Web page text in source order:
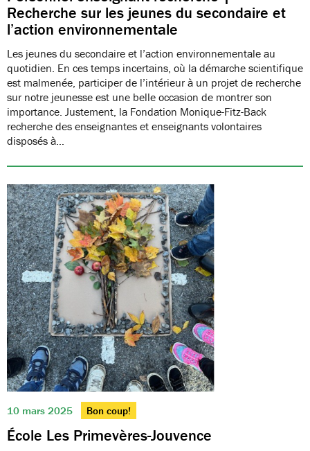
Recherche sur les jeunes du secondaire et
l’action environnementale
Les jeunes du secondaire et l’action environnementale au
quotidien. En ces temps incertains, où la démarche scientifique
est malmenée, participer de l’intérieur à un projet de recherche
sur notre jeunesse est une belle occasion de montrer son
importance. Justement, la Fondation Monique-Fitz-Back
recherche des enseignantes et enseignants volontaires
disposés à…
10 mars 2025 Bon coup!
École Les Primevères-Jouvence